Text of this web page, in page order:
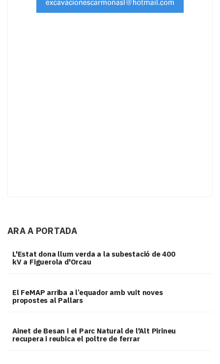
ARA A PORTADA
L'Estat dona llum verda a la subestació de 400
kV a Figuerola d'Orcau
El FeMAP arriba a l’equador amb vuit noves
propostes al Pallars
Ainet de Besan i el Parc Natural de l'Alt Pirineu
recupera i reubica el poltre de ferrar